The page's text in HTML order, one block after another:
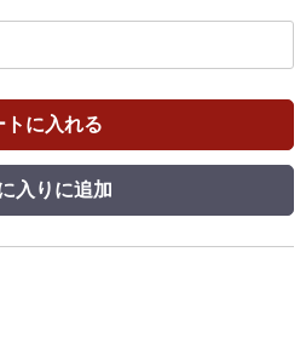
トに入れる
入りに追加